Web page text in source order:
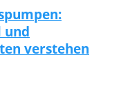
und
verstehen